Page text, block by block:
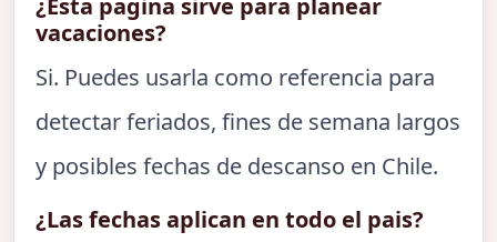
vacaciones?
Si. Puedes usarla como referencia para
detectar feriados, fines de semana largos
y posibles fechas de descanso en Chile.
¿Las fechas aplican en todo el pais?